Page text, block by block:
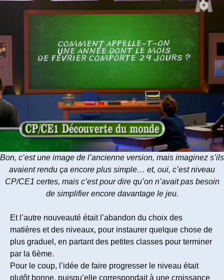
Bon, c’est une image de l’ancienne version, mais imaginez s’ils
avaient rendu ça encore plus simple… et, oui, c’est niveau
CP/CE1 certes, mais c’est pour dire qu’on n’avait pas besoin
de simplifier encore davantage le jeu.
Et l’autre nouveauté était l’abandon du choix des
matières et des niveaux, pour instaurer quelque chose de
plus graduel, en partant des petites classes pour terminer
par la 6ème.
Pour le coup, l’idée de faire progresser le niveau était
plutôt bonne, puisqu’elle correspondait à une croissance